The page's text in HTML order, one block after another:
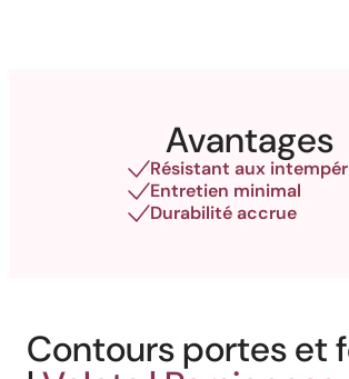
Avantages
Résistant aux
Entretien minimal
Durabilité accrue
Contours portes et